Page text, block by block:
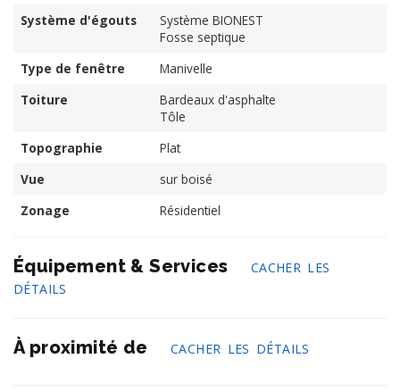
Système d'égouts
Système BIONEST
Fosse septique
Type de fenêtre
Manivelle
Toiture
Bardeaux d'asphalte
Tôle
Topographie
Plat
Vue
sur boisé
Zonage
Résidentiel
Équipement & Services
CACHER LES
DÉTAILS
À proximité de CACHER LES DÉTAILS